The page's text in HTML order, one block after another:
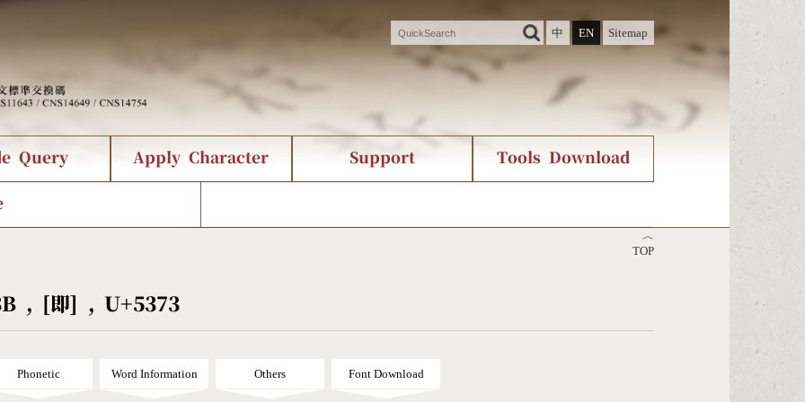
中
EN Sitemap
Query
Query
Symbol Index
Apply Character Support
Creation
Tools Download
Download
︿
TOP
, [即] , U+5373
Phonetic Word Information Others Font Download